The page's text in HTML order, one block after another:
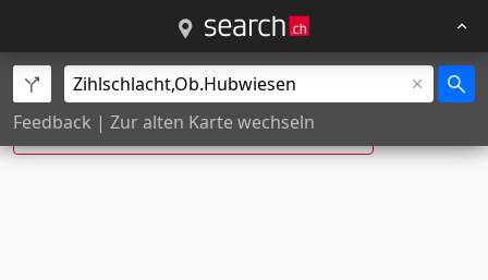
Feedback | Zur alten Karte wechseln
Ob. Hubwiesen, Zihlschlacht ist neu:
Obere Hubwiesen , Zihlschlacht